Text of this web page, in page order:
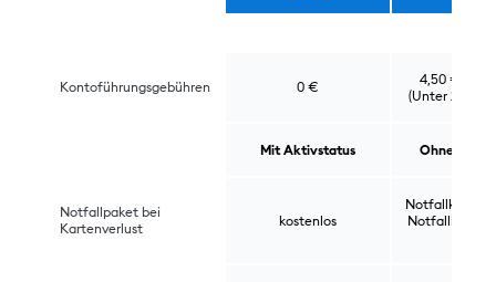
Kontoführungsgebühren 0 €
4,50 € pro
(Unter 28
Mit Aktivstatus Ohne
Notfallpaket bei
Kartenverlust
kostenlos
Notfallkarte